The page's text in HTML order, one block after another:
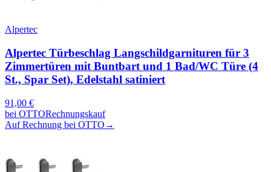
Alpertec
Alpertec Türbeschlag Langschildgarnituren für 3
Zimmertüren mit Buntbart und 1 Bad/WC Türe (4
St., Spar Set), Edelstahl satiniert
91,00 €
bei OTTORechnungskauf
Auf Rechnung bei OTTO →